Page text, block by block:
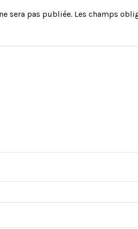
sera pas publiée. Les champs